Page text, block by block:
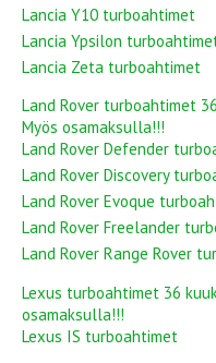
Lancia Y10 turboahtimet
Lancia Ypsilon
Lancia Zeta turboahtimet
Land Rover turboahtimet
Myös osamaksulla!!!
Land Rover Defender
Land Rover Discovery
Land Rover Evoque
Land Rover Freelander
Land Rover Range Rover
Lexus turboahtimet 36
osamaksulla!!!
Lexus IS turboahtimet